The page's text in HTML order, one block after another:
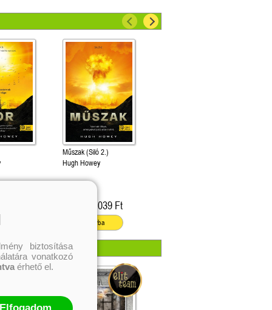
Műszak (Siló 2.)
Hugh Howey
5 039 Ft
Kosárba
biztosítása
vonatkozó
érhető el.